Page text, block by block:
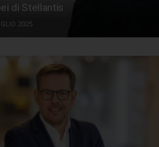
di Stellantis
2025